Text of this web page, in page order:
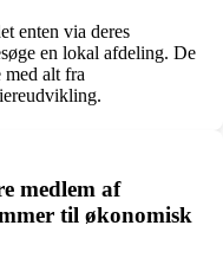
enten via deres
en lokal afdeling. De
alt fra
medlem af
til økonomisk